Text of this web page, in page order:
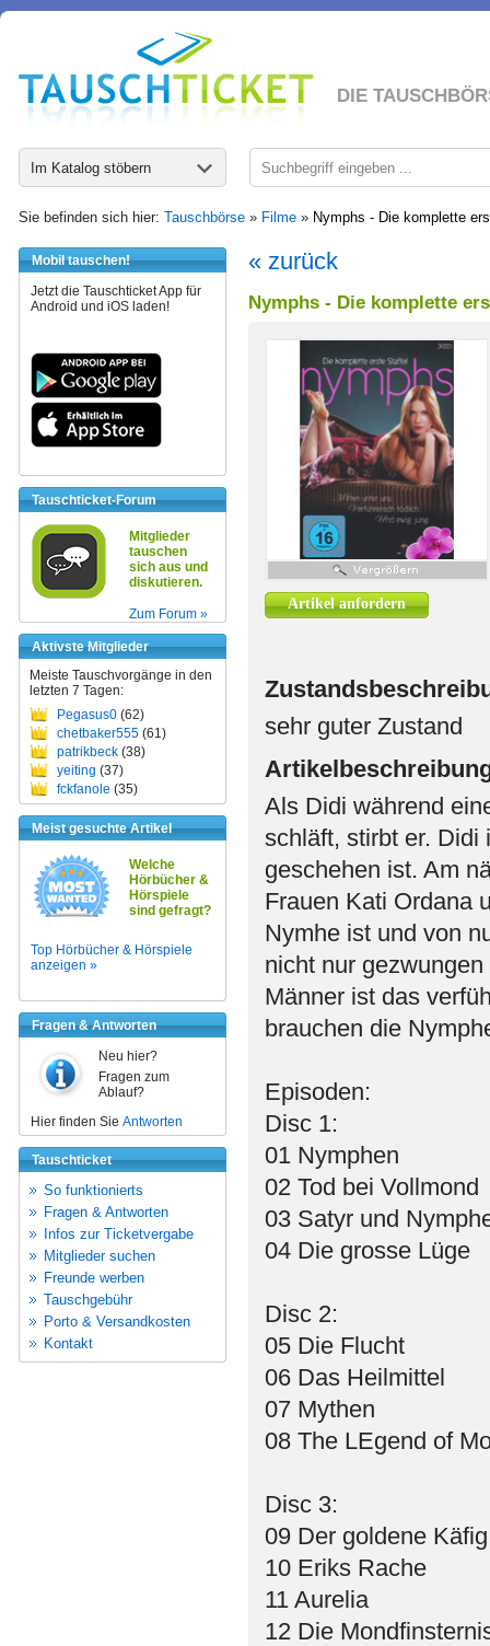
DIE
Im Katalog stöbern
Sie befinden sich hier: Tauschbörse » Filme » Nymphs - Die komplette
Mobil tauschen!
Jetzt die Tauschticket App für
Android und iOS laden!
Tauschticket-Forum
Mitglieder
tauschen
sich aus und
diskutieren.
Zum Forum »
Aktivste Mitglieder
Meiste Tauschvorgänge in den
letzten 7 Tagen:
Pegasus0 (62)
chetbaker555 (61)
patrikbeck (38)
yeiting (37)
fckfanole (35)
Meist gesuchte Artikel
Welche
Hörbücher &
Hörspiele
sind gefragt?
Top Hörbücher & Hörspiele
anzeigen »
Fragen & Antworten
Neu hier?
Fragen zum
Ablauf?
Hier finden Sie Antworten
Tauschticket
So funktionierts
Fragen & Antworten
Infos zur Ticketvergabe
Mitglieder suchen
Freunde werben
Tauschgebühr
Porto & Versandkosten
Kontakt
« zurück
Nymphs - Die komplette
Artikel anfordern
sehr guter Zustand
Als Didi während
schläft, stirbt er. Didi
geschehen ist. Am
Frauen Kati Ordana
Nymhe ist und von
nicht nur
Männer ist das
brauchen die
Episoden:
Disc 1:
01 Nymphen
02 Tod bei Vollmond
03 Satyr und
04 Die grosse Lüge
Disc 2:
05 Die Flucht
06 Das Heilmittel
07 Mythen
08 The LEgend of
Disc 3:
09 Der goldene Käfig
10 Eriks Rache
11 Aurelia
12 Die